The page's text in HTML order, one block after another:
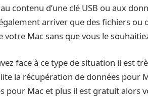
contenu d’une clé USB ou aux
arriver que des fichiers ou
Mac sans que vous le
face à ce type de situation il est
la récupération de données pour
pour Mac et plus il est gratuit alors